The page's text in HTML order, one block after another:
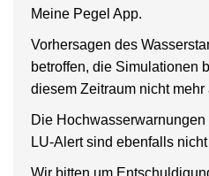
Meine Pegel App.
Vorhersagen des
betroffen, die Simulationen
diesem Zeitraum nicht
Die
LU-Alert sind ebenfalls
Wir bitten um